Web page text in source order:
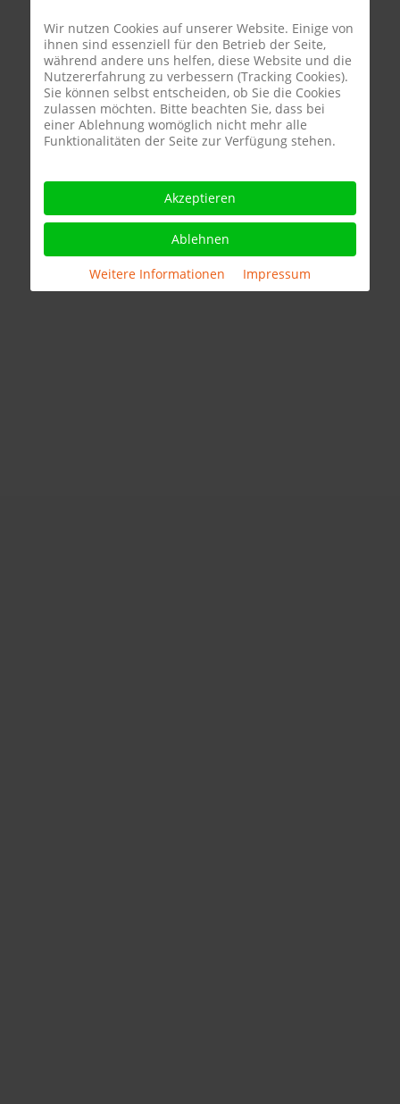
Wir nutzen Cookies auf unserer Website. Einige von
ihnen sind essenziell für den Betrieb der Seite,
während andere uns helfen, diese Website und die
Nutzererfahrung zu verbessern (Tracking Cookies).
Sie können selbst entscheiden, ob Sie die Cookies
zulassen möchten. Bitte beachten Sie, dass bei
einer Ablehnung womöglich nicht mehr alle
Funktionalitäten der Seite zur Verfügung stehen.
Akzeptieren
Ablehnen
Weitere Informationen Impressum